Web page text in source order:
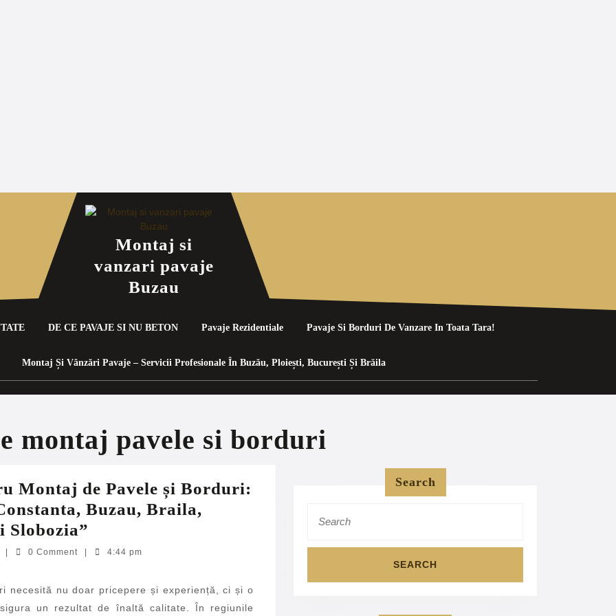
Montaj si
vanzari pavaje
Buzau
DE CE PAVAJE SI NU BETON Pavaje Rezidentiale Pavaje Si Borduri De Vanzare In Toata Tara!
Montaj Și Vânzări Pavaje – Servicii Profesionale În Buzău, Ploiești, București Și Brăila
montaj pavele si borduri
Montaj de Pavele și Borduri:
Buzau, Braila,
Slobozia”
Profesională
Montaj
de
SC
Invest
0 Comment 4:44 pm
necesită nu doar pricepere și experiență, ci și o
un rezultat de înaltă calitate. În regiunile
Search
for: